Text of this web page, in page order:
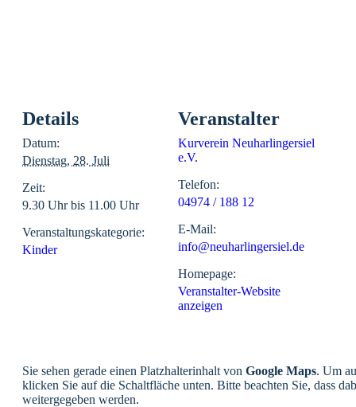
Details
Datum:
Dienstag, 28. Juli
Zeit:
9.30 Uhr bis 11.00 Uhr
Veranstaltungskategorie:
Kinder
Veranstalter
Kurverein Neuharlingersiel
e.V.
Telefon:
04974 / 188 12
E-Mail:
info@neuharlingersiel.de
Homepage:
Veranstalter-Website
anzeigen
Sie sehen gerade einen Platzhalterinhalt von Google Maps. Um
klicken Sie auf die Schaltfläche unten. Bitte beachten Sie, dass
weitergegeben werden.